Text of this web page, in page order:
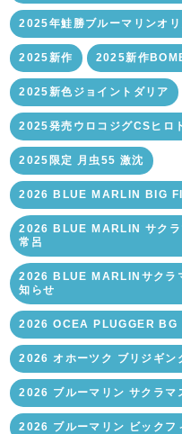
2025年鮭勝ブルーマリンオリ
2025新作 2025新作
2025新色ジョイントダリア
2025発売ウロコジグCSヒロ
2025限定 月虫55 激沈
2026 BLUE MARLIN BIG
2026 BLUE MARLIN サクラ
常呂
2026 BLUE MARLINサクラ
知らせ
2026 OCEA PLUGGER BG
2026 オホーツク ブリジギン
2026 ブルーマリン サクラマ
2026 ブルーマリン ビックフ